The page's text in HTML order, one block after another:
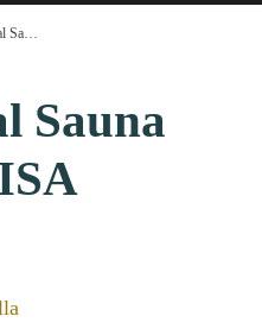
Sauna